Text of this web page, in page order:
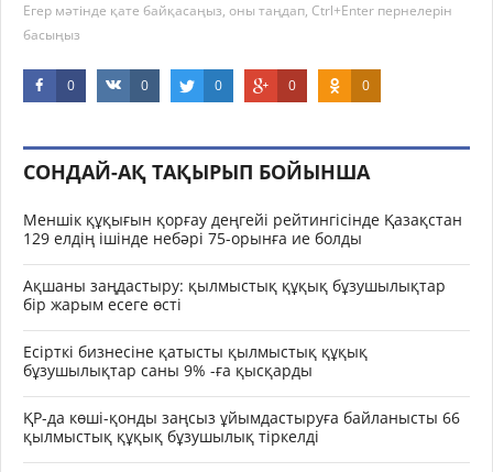
Егер мәтінде қате байқасаңыз, оны таңдап, Ctrl+Enter пернелерін
басыңыз
0 0 0 0 0
СОНДАЙ-АҚ ТАҚЫРЫП БОЙЫНША
Меншік құқығын қорғау деңгейі рейтингісінде Қазақстан
129 елдің ішінде небәрі 75-орынға ие болды
Ақшаны заңдастыру: қылмыстық құқық бұзушылықтар
бір жарым есеге өсті
Есірткі бизнесіне қатысты қылмыстық құқық
бұзушылықтар саны 9% -ға қысқарды
ҚР-да көші-қонды заңсыз ұйымдастыруға байланысты 66
қылмыстық құқық бұзушылық тіркелді